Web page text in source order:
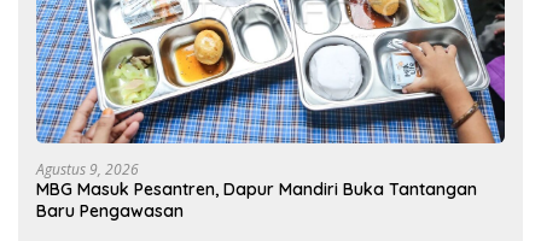
Agustus 9, 2026
MBG Masuk Pesantren, Dapur Mandiri Buka Tantangan
Baru Pengawasan